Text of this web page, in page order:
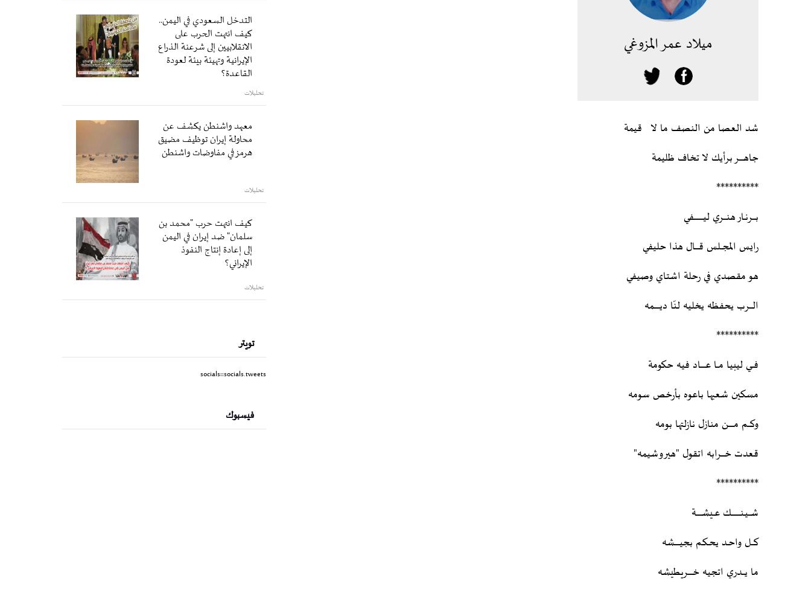
ميلاد عمر المزوغي
شد العصا من النصف ما لا قيمة
جاهـــــــر برأيك لا تخاف ظليمة
**********
بـــــرنــار هنـــــري ليـــــــــــــــفي
رايس المجـــلس قــــــال هذا حليفي
هو مقصدي في رحلة اشتاي وصيفي
الـــــرب يحفظه يخليه لنّا ديـــــــــمه
**********
فــــي ليبيا مـــا عــــــــاد فيه حكومة
مسكين شعبها باعوه بأرخص سومه
وكــــم مـــــــــن منازل نازلتها بومه
قعدت خــــــرابه اتقول "هيروشيمه"
**********
شــــيـنـــــــــــــــك عـــيشـــــــــة
كــــل واحــد يحــكـم بجيــــــــشه
ما يــــدري اتجيه خــــــــريطيشه
التدخل السعودي في اليمن..
كيف انتهت الحرب على
الانقلابيين إلى شرعنة الذراع
الإيرانية وتهيئة بيئة لعودة
القاعدة؟
تحليلات
معهد واشنطن يكشف عن
محاولة إيران توظيف مضيق
هرمز في مفاوضات واشنطن
تحليلات
كيف انتهت حرب "محمد بن
سلمان" ضد إيران في اليمن
إلى إعادة إنتاج النفوذ
الإيراني؟
تحليلات
تويتر
socials::socials.tweets
فيسبوك